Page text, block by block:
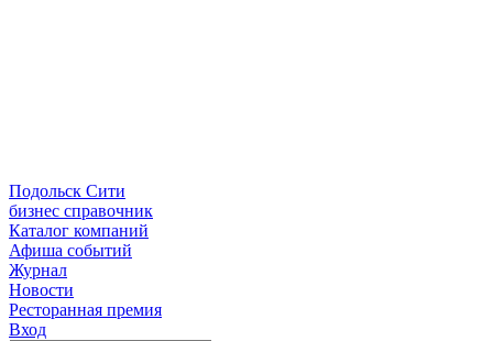
Подольск Сити
бизнес справочник
Каталог компаний
Афиша событий
Журнал
Новости
Ресторанная премия
Вход